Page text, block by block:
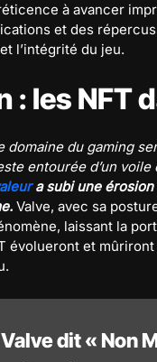
à avancer
et des
l’intégrité du jeu.
les NFT
domaine du gaming
entourée d’un voile
a subi une érosion
Valve, avec sa
laissant la
évolueront et
dit « Non